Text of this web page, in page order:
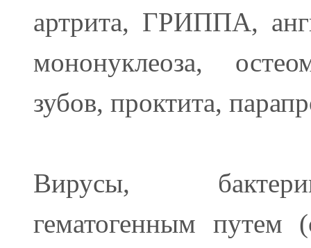
артрита, ГРИППА,
мононуклеоза,
зубов, проктита,
Вирусы,
гематогенным путем